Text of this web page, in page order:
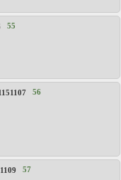
55
56
57